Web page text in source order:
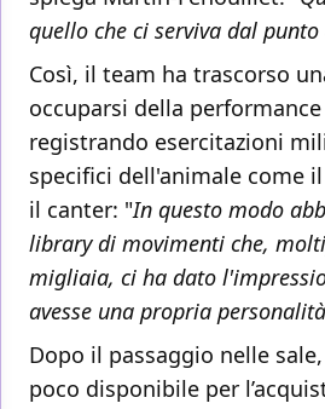
quello che ci serviva dal
Così, il team ha trascorso
occuparsi della
registrando esercitazioni
specifici dell'animale come
il canter: "In questo modo
library di movimenti che,
migliaia, ci ha dato
avesse una propria
Dopo il passaggio nelle sale,
poco disponibile per